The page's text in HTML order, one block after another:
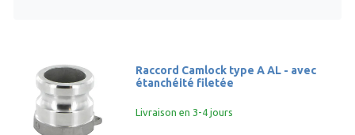
Raccord Camlock type A AL - avec
étanchéité filetée
Livraison en 3-4 jours